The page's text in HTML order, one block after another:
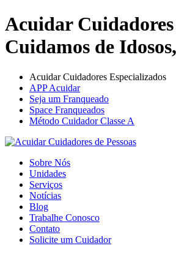
Acuidar Cuidadores
Cuidamos de
Acuidar Cuidadores Especializados
APP Acuidar
Seja um Franqueado
Space Franqueados
Método Cuidador Classe A
Sobre Nós
Unidades
Serviços
Notícias
Blog
Trabalhe Conosco
Contato
Solicite um Cuidador